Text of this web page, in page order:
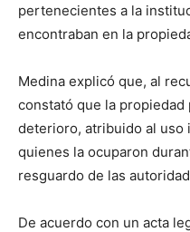
pertenecientes a la
encontraban en la
Medina explicó que, al
constató que la
deterioro, atribuido al uso
quienes la ocuparon
resguardo de las
De acuerdo con un acta